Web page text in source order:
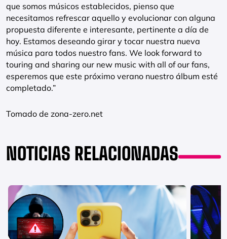
que somos músicos establecidos, pienso que
necesitamos refrescar aquello y evolucionar con alguna
propuesta diferente e interesante, pertinente a día de
hoy. Estamos deseando girar y tocar nuestra nueva
música para todos nuestro fans. We look forward to
touring and sharing our new music with all of our fans,
esperemos que este próximo verano nuestro álbum esté
completado.”
Tomado de zona-zero.net
NOTICIAS RELACIONADAS